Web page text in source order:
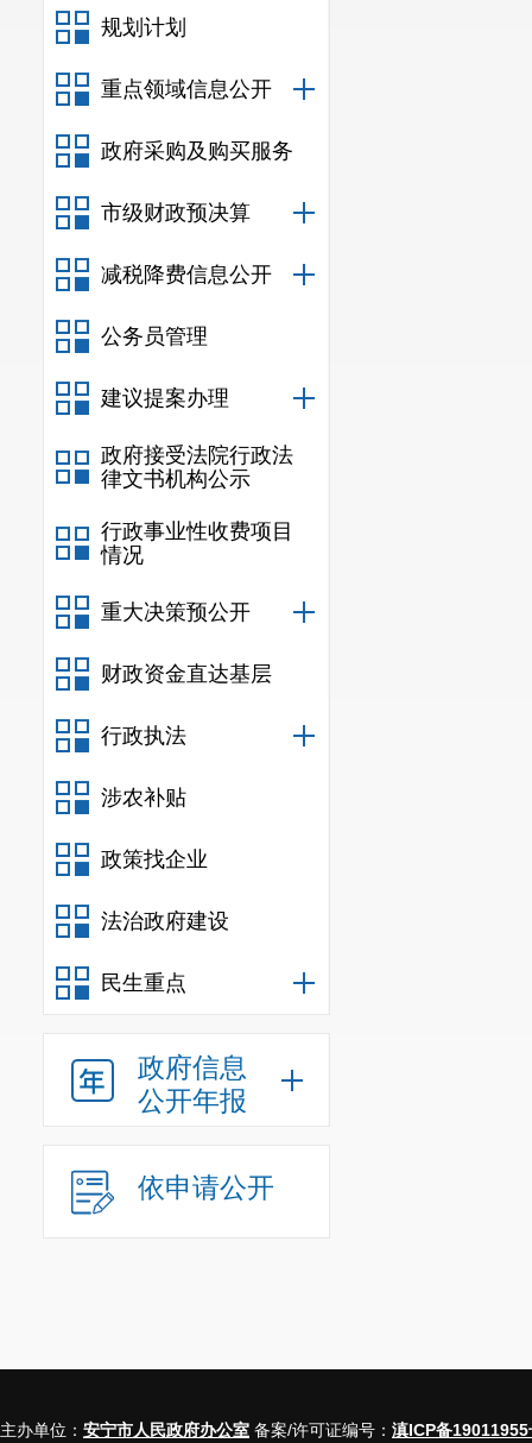
规划计划
重点领域信息公开
政府采购及购买服务
市级财政预决算
减税降费信息公开
公务员管理
建议提案办理
政府接受法院行政法
律文书机构公示
行政事业性收费项目
情况
重大决策预公开
财政资金直达基层
行政执法
涉农补贴
政策找企业
法治政府建设
民生重点
政府信息
公开年报
依申请公开
主办单位： 安宁市人民政府办公室 备案/许可证编号： 滇ICP备